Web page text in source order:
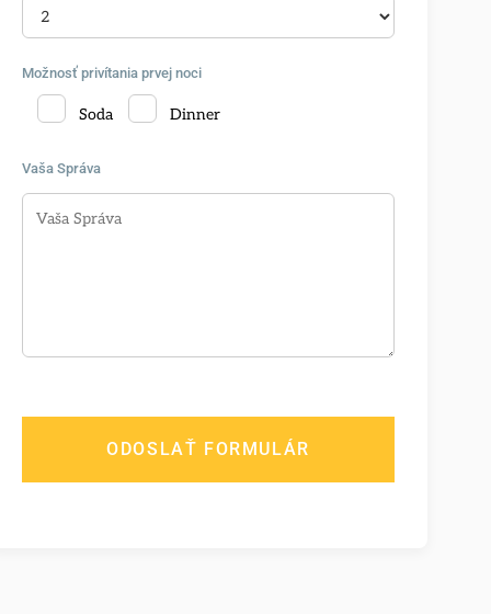
Možnosť privítania prvej noci
Soda Dinner
Vaša Správa